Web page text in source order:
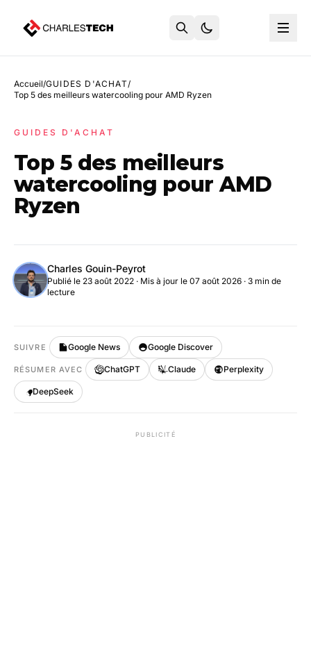
Accueil/GUIDES D'ACHAT/
Top 5 des meilleurs watercooling pour AMD Ryzen
GUIDES D'ACHAT
Top 5 des meilleurs
watercooling pour AMD
Ryzen
Charles Gouin-Peyrot
Publié le 23 août 2022 · Mis à jour le 07 août 2026 · 3 min de
lecture
SUIVRE Google News Google Discover
RÉSUMER AVEC ChatGPT Claude Perplexity
DeepSeek
PUBLICITÉ